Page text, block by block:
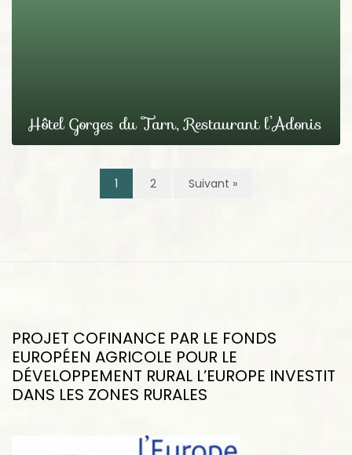
Hôtel Gorges du Tarn, Restaurant l’Adonis
1 2 Suivant »
PROJET COFINANCE PAR LE FONDS
EUROPÉEN AGRICOLE POUR LE
DÉVELOPPEMENT RURAL L’EUROPE INVESTIT
DANS LES ZONES RURALES